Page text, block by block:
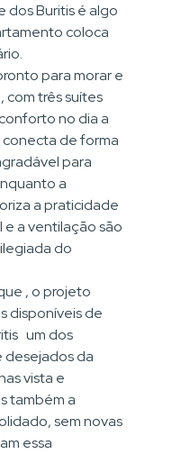
dos Buritis é algo
coloca
para morar e
com três suítes
no dia a
conecta de forma
para
a
a praticidade
e a ventilação são
do
, o projeto
disponíveis de
um dos
desejados da
vista e
também a
sem novas
essa